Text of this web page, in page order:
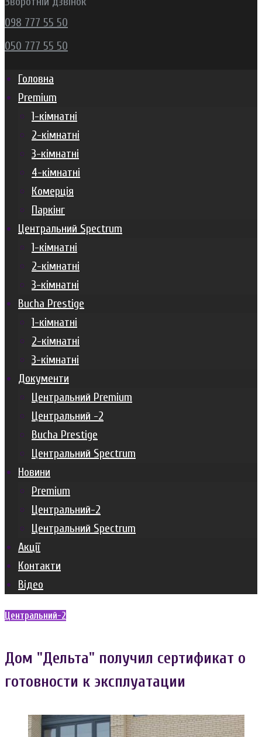
098 777 55 50
050 777 55 50
Головна
Premium
1-кімнатні
2-кімнатні
3-кімнатні
4-кімнатні
Комерція
Паркінг
Центральний Spectrum
1-кімнатні
2-кімнатні
3-кімнатні
Bucha Prestige
1-кімнатні
2-кімнатні
3-кімнатні
Документи
Центральний Premium
Центральний -2
Bucha Prestige
Центральний Spectrum
Новини
Premium
Центральний-2
Центральний Spectrum
Акції
Контакти
Відео
Центральний-2
Дом "Дельта" получил сертификат о
готовности к эксплуатации